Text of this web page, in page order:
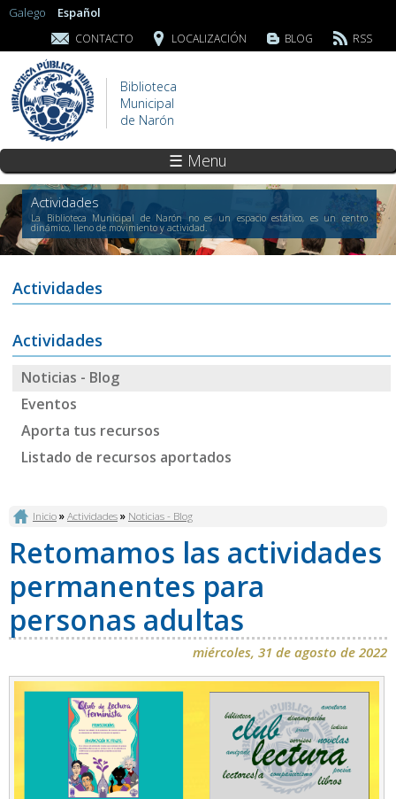
Galego Español
CONTACTO LOCALIZACIÓN BLOG RSS
Biblioteca
Municipal
de Narón
☰ Menu
Actividades
La Biblioteca Municipal de Narón no es un espacio estático, es un centro
dinámico, lleno de movimiento y actividad.
Actividades
Actividades
Noticias - Blog
Eventos
Aporta tus recursos
Listado de recursos aportados
Se encuentra usted aquí
Inicio»Actividades» Noticias - Blog
Retomamos las actividades
permanentes para
personas adultas
miércoles, 31 de agosto de 2022